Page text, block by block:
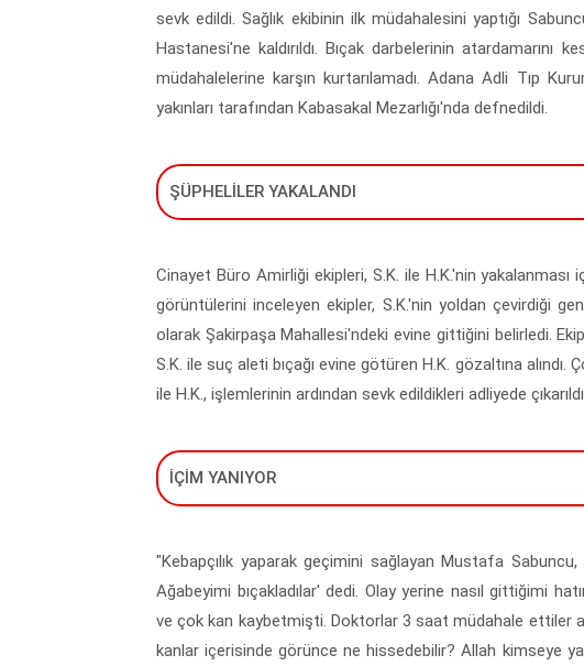
sevk edildi. Sağlık ekibinin ilk müdahalesini yaptığı
Hastanesi'ne kaldırıldı. Bıçak darbelerinin atardamarını
müdahalelerine karşın kurtarılamadı. Adana Adli Tıp
yakınları tarafından Kabasakal Mezarlığı'nda defnedildi.
ŞÜPHELİLER YAKALANDI
Cinayet Büro Amirliği ekipleri, S.K. ile H.K.'nin yakalanması
görüntülerini inceleyen ekipler, S.K.'nin yoldan çevirdiği
olarak Şakirpaşa Mahallesi'ndeki evine gittiğini belirledi.
S.K. ile suç aleti bıçağı evine götüren H.K. gözaltına
ile H.K., işlemlerinin ardından sevk edildikleri adliyede
İÇİM YANIYOR
"Kebapçılık yaparak geçimini sağlayan Mustafa
Ağabeyimi bıçakladılar' dedi. Olay yerine nasıl gittiğimi
ve çok kan kaybetmişti. Doktorlar 3 saat müdahale ettiler
kanlar içerisinde görünce ne hissedebilir? Allah kimseye